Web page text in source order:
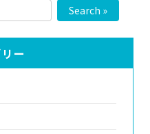
Search »
ー